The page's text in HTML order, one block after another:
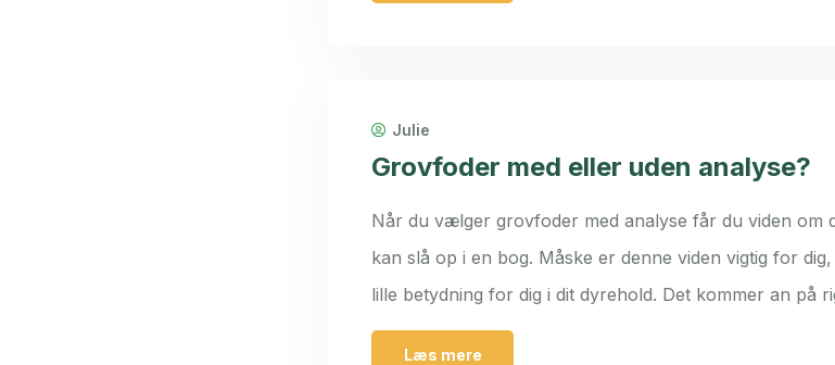
Julie
Grovfoder med eller uden analyse?
Når du vælger grovfoder med analyse får du viden om
kan slå op i en bog. Måske er denne viden vigtig for
lille betydning for dig i dit dyrehold. Det kommer an på
Læs mere